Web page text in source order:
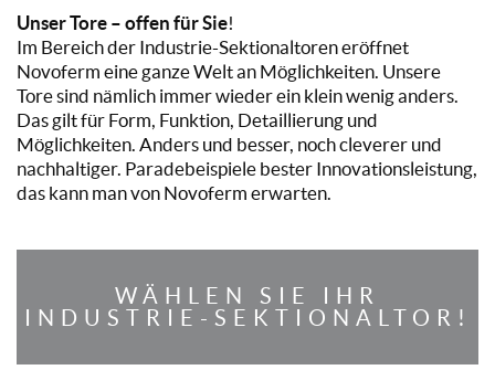
Unser Tore – offen für Sie!
Im Bereich der Industrie-Sektionaltoren eröffnet
Novoferm eine ganze Welt an Möglichkeiten. Unsere
Tore sind nämlich immer wieder ein klein wenig anders.
Das gilt für Form, Funktion, Detaillierung und
Möglichkeiten. Anders und besser, noch cleverer und
nachhaltiger. Paradebeispiele bester Innovationsleistung,
das kann man von Novoferm erwarten.
WÄHLEN SIE IHR
INDUSTRIE-SEKTIONALTOR!